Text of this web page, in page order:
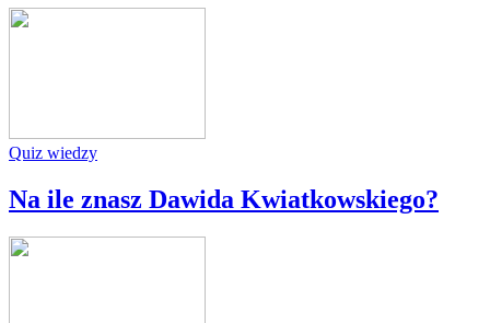
Quiz wiedzy
Na ile znasz Dawida Kwiatkowskiego?